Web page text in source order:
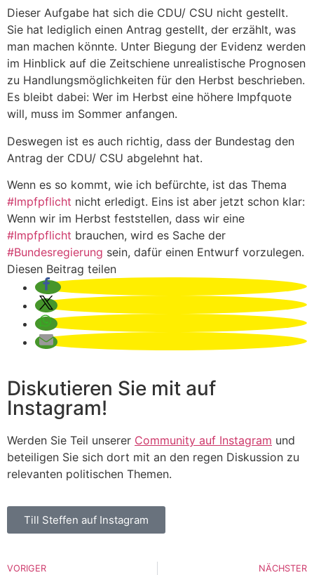
Dieser Aufgabe hat sich die CDU/ CSU nicht gestellt.
Sie hat lediglich einen Antrag gestellt, der erzählt, was
man machen könnte. Unter Biegung der Evidenz werden
im Hinblick auf die Zeitschiene unrealistische Prognosen
zu Handlungsmöglichkeiten für den Herbst beschrieben.
Es bleibt dabei: Wer im Herbst eine höhere Impfquote
will, muss im Sommer anfangen.
Deswegen ist es auch richtig, dass der Bundestag den
Antrag der CDU/ CSU abgelehnt hat.
Wenn es so kommt, wie ich befürchte, ist das Thema
#Impfpflicht nicht erledigt. Eins ist aber jetzt schon klar:
Wenn wir im Herbst feststellen, dass wir eine
#Impfpflicht brauchen, wird es Sache der
#Bundesregierung sein, dafür einen Entwurf vorzulegen.
Diesen Beitrag teilen
Diskutieren Sie mit auf
Instagram!
Werden Sie Teil unserer Community auf Instagram und
beteiligen Sie sich dort mit an den regen Diskussion zu
relevanten politischen Themen.
Till Steffen auf Instagram
VORIGER NÄCHSTER